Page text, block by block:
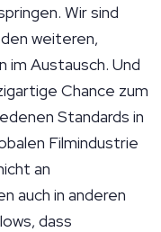
Wir sind
weiteren,
im Austausch. Und
Chance zum
Standards in
Filmindustrie
an
auch in anderen
dass